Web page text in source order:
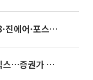
[오늘의 주요공시] SK하이닉스·HLB·진에어·포스코홀딩스·네이버·대우건설 등
'불안과 기대 사이' 널뛰는 SK하이닉스…증권가 "HBM4·LTA 기반 펀터멘털 견고"